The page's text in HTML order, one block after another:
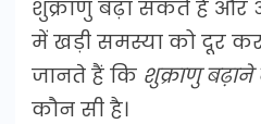
शुक्राणु बढ़ा सकते हैं और
में खड़ी समस्या को दूर
जानते हैं कि शुक्राणु बढ़ाने
कौन सी है।